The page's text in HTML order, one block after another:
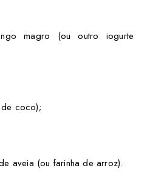
magro
(ou outro iogurte
coco);
aveia (ou farinha de arroz).